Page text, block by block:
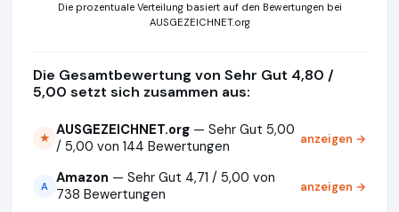
Die prozentuale Verteilung basiert auf den Bewertungen bei
AUSGEZEICHNET.org
Die Gesamtbewertung von Sehr Gut 4,80 /
5,00 setzt sich zusammen aus:
★ AUSGEZEICHNET.org — Sehr Gut 5,00
/ 5,00 von 144 Bewertungen
anzeigen →
A Amazon — Sehr Gut 4,71 / 5,00 von
738 Bewertungen
anzeigen →